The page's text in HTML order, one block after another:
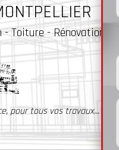
Toiture - Rénovation
pour tous vos travaux...